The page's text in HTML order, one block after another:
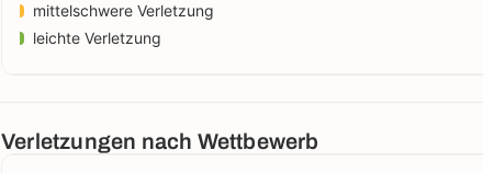
mittelschwere Verletzung
leichte Verletzung
Verletzungen nach Wettbewerb